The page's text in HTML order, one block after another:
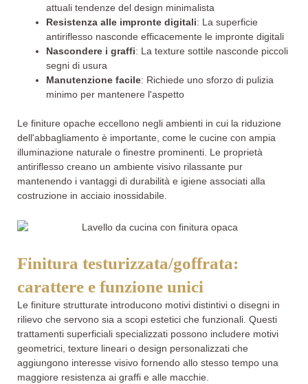
attuali tendenze del design minimalista
Resistenza alle impronte digitali: La superficie
antiriflesso nasconde efficacemente le impronte digitali
Nascondere i graffi: La texture sottile nasconde piccoli
segni di usura
Manutenzione facile: Richiede uno sforzo di pulizia
minimo per mantenere l'aspetto
Le finiture opache eccellono negli ambienti in cui la riduzione
dell'abbagliamento è importante, come le cucine con ampia
illuminazione naturale o finestre prominenti. Le proprietà
antiriflesso creano un ambiente visivo rilassante pur
mantenendo i vantaggi di durabilità e igiene associati alla
costruzione in acciaio inossidabile.
Finitura testurizzata/goffrata:
carattere e funzione unici
Le finiture strutturate introducono motivi distintivi o disegni in
rilievo che servono sia a scopi estetici che funzionali. Questi
trattamenti superficiali specializzati possono includere motivi
geometrici, texture lineari o design personalizzati che
aggiungono interesse visivo fornendo allo stesso tempo una
maggiore resistenza ai graffi e alle macchie.